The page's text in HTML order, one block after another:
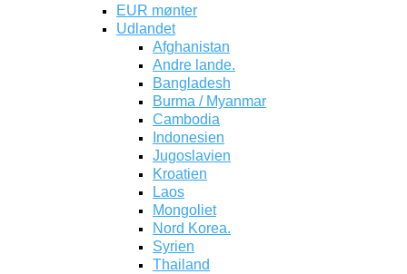
EUR mønter
Udlandet
Afghanistan
Andre lande.
Bangladesh
Burma / Myanmar
Cambodia
Indonesien
Jugoslavien
Kroatien
Laos
Mongoliet
Nord Korea.
Syrien
Thailand